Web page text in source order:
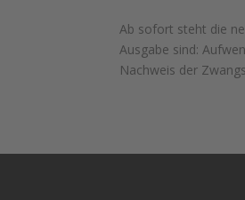
Ab sofort steht die
Ausgabe sind:
Nachweis der